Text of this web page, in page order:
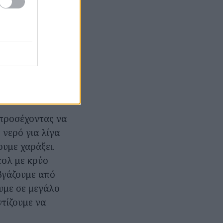
ζυμαρικά
να
για λίγα
χαράξει.
με κρύο
από
σε μεγάλο
να